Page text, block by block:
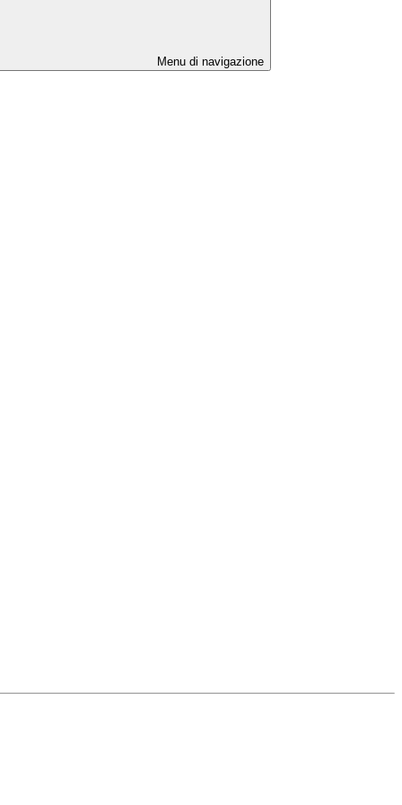
Menu di navigazione